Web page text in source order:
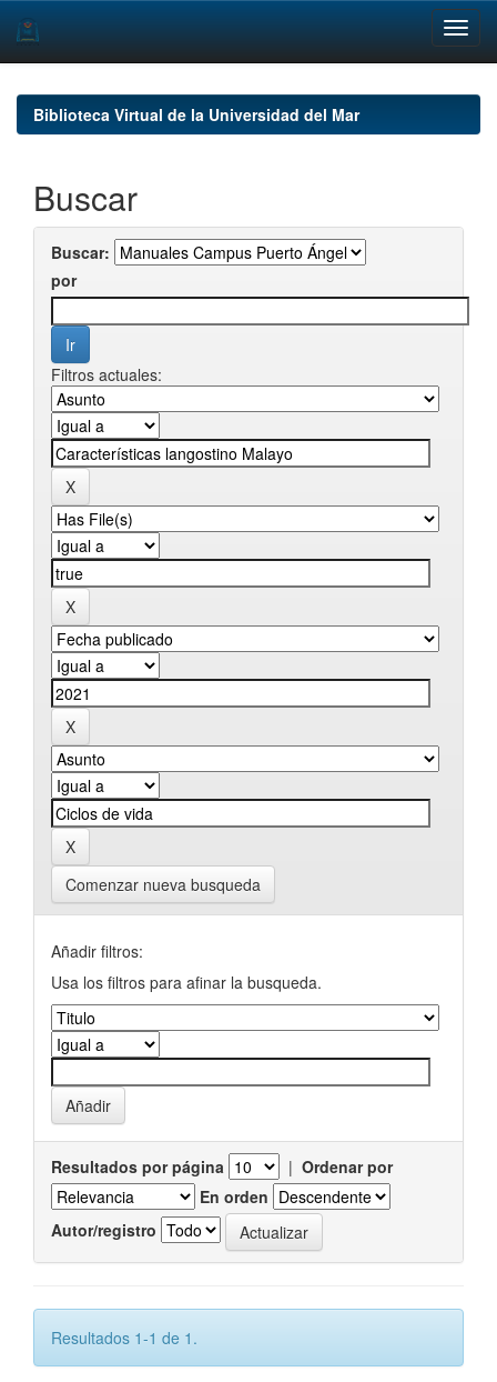
navigationBiblioteca Virtual de la Universidad del Mar
Buscar
Buscar:
por
Filtros actuales:
Comenzar nueva busqueda
Añadir filtros:
Usa los filtros para afinar la busqueda.
Resultados por página | Ordenar por
En orden
Autor/registro
Resultados 1-1 de 1.